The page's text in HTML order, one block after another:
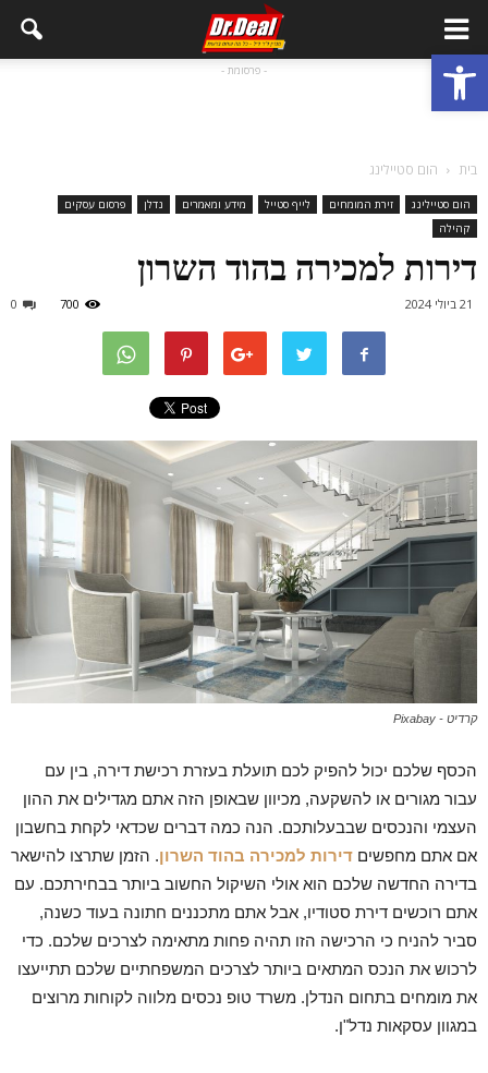
פתח סרגל נגישות - פרסומת -
בית הום סטיילינג
הום סטיילינג זירת המומחים לייף סטייל מידע ומאמרים נדלן
פרסום עסקים
קהילה
דירות למכירה בהוד השרון
21 ביולי 2024 0 700
קרדיט - Pixabay
הכסף שלכם יכול להפיק לכם תועלת בעזרת רכישת דירה, בין עם
עבור מגורים או להשקעה, מכיוון שבאופן הזה אתם מגדילים את ההון
העצמי והנכסים שבבעלותכם. הנה כמה דברים שכדאי לקחת בחשבון
אם אתם מחפשים דירות למכירה בהוד השרון. הזמן שתרצו להישאר
בדירה החדשה שלכם הוא אולי השיקול החשוב ביותר בבחירתכם. עם
אתם רוכשים דירת סטודיו, אבל אתם מתכננים חתונה בעוד כשנה,
סביר להניח כי הרכישה הזו תהיה פחות מתאימה לצרכים שלכם. כדי
לרכוש את הנכס המתאים ביותר לצרכים המשפחתיים שלכם תתייעצו
את מומחים בתחום הנדלן. משרד טופ נכסים מלווה לקוחות מרוצים
במגוון עסקאות נדל"ן.